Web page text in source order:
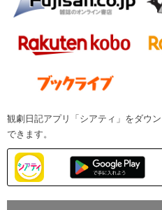
観劇日記アプリ「シアティ」をダウ
できます。